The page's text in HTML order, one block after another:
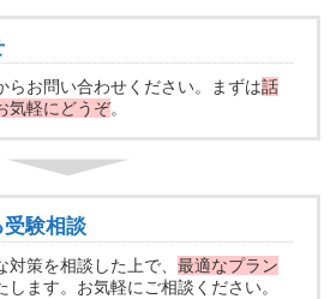
らお問い合わせください。まずは話
気軽にどうぞ。
受験相談
対策を相談した上で、最適なプラン
します。お気軽にご相談ください。